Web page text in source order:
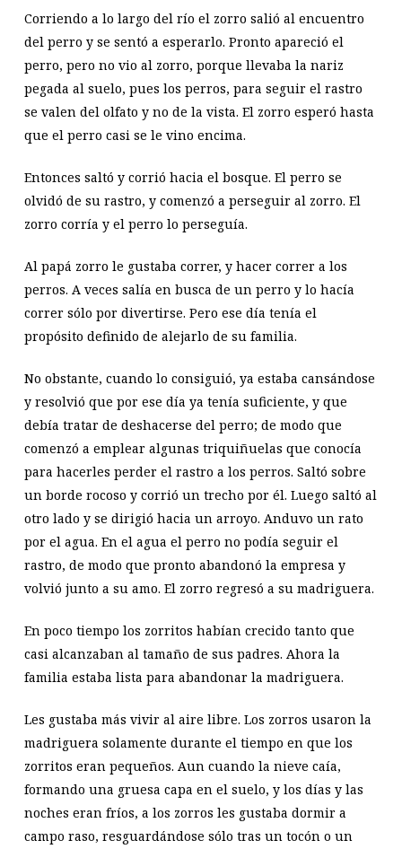
Corriendo a lo largo del río el zorro salió al encuentro
del perro y se sentó a esperarlo. Pronto apareció el
perro, pero no vio al zorro, porque llevaba la nariz
pegada al suelo, pues los perros, para seguir el rastro
se valen del olfato y no de la vista. El zorro esperó hasta
que el perro casi se le vino encima.
Entonces saltó y corrió hacia el bosque. El perro se
olvidó de su rastro, y comenzó a perseguir al zorro. El
zorro corría y el perro lo perseguía.
Al papá zorro le gustaba correr, y hacer correr a los
perros. A veces salía en busca de un perro y lo hacía
correr sólo por divertirse. Pero ese día tenía el
propósito definido de alejarlo de su familia.
No obstante, cuando lo consiguió, ya estaba cansándose
y resolvió que por ese día ya tenía suficiente, y que
debía tratar de deshacerse del perro; de modo que
comenzó a emplear algunas triquiñuelas que conocía
para hacerles perder el rastro a los perros. Saltó sobre
un borde rocoso y corrió un trecho por él. Luego saltó al
otro lado y se dirigió hacia un arroyo. Anduvo un rato
por el agua. En el agua el perro no podía seguir el
rastro, de modo que pronto abandonó la empresa y
volvió junto a su amo. El zorro regresó a su madriguera.
En poco tiempo los zorritos habían crecido tanto que
casi alcanzaban al tamaño de sus padres. Ahora la
familia estaba lista para abandonar la madriguera.
Les gustaba más vivir al aire libre. Los zorros usaron la
madriguera solamente durante el tiempo en que los
zorritos eran pequeños. Aun cuando la nieve caía,
formando una gruesa capa en el suelo, y los días y las
noches eran fríos, a los zorros les gustaba dormir a
campo raso, resguardándose sólo tras un tocón o un